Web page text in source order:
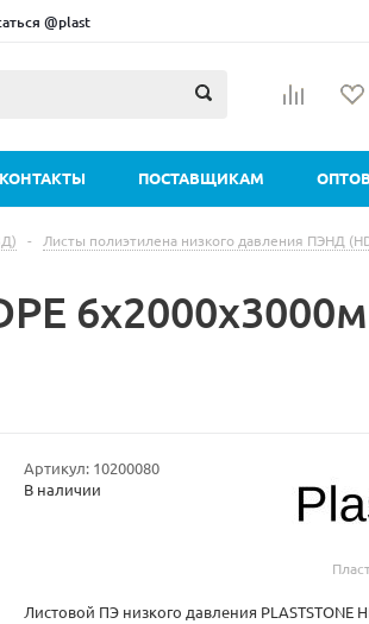
@plast
КОНТАКТЫ ПОСТАВЩИКАМ
- Листы полиэтилена низкого давления ПЭНД
Артикул: 10200080
В наличии
Листовой ПЭ низкого давления PLASTSTONE